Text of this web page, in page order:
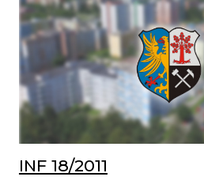
INF 18/2011